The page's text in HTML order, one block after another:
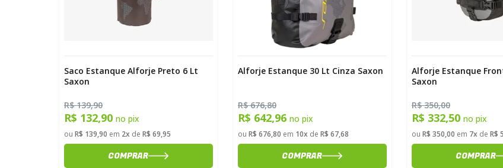
Estanque Alforje Preto 6 Lt
R$ 69,95
Alforje Estanque 30 Lt Cinza Saxon
ouR$ 676,80 deR$ 67,68
Alforje Estanque Frontal 6 L Cinza
ouR$ 350,00 R$ 50,00